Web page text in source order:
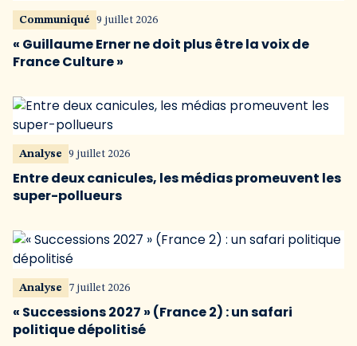
Communiqué 9 juillet 2026
« Guillaume Erner ne doit plus être la voix de
France Culture »
Analyse 9 juillet 2026
Entre deux canicules, les médias promeuvent les
super-pollueurs
Analyse 7 juillet 2026
« Successions 2027 » (France 2) : un safari
politique dépolitisé